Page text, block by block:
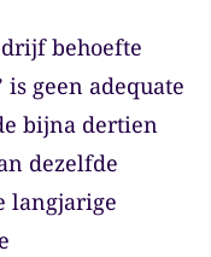
behoefte
is geen adequate
bijna dertien
dezelfde
langjarige